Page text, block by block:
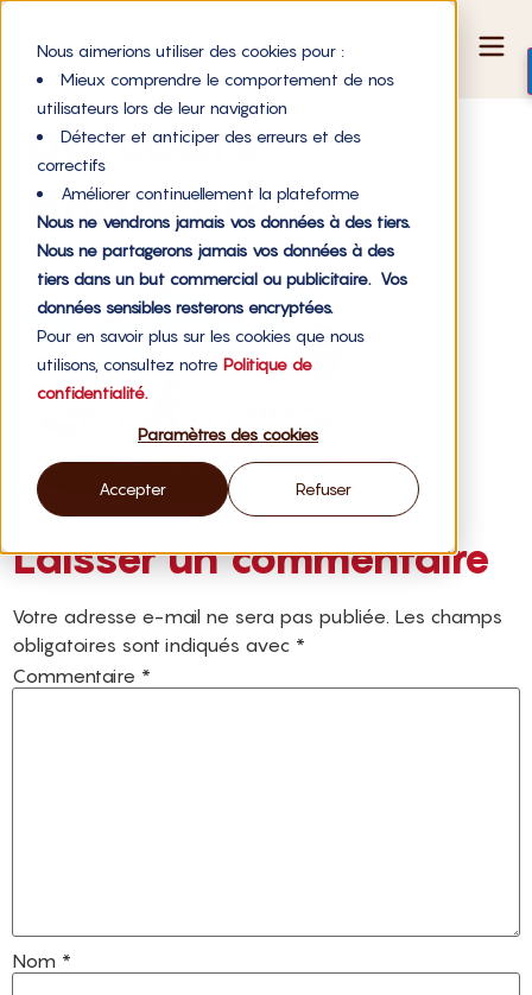
Nous aimerions utiliser des cookies pour :
Mieux comprendre le comportement de nos
utilisateurs lors de leur navigation
Détecter et anticiper des erreurs et des
correctifs
Améliorer continuellement la plateforme
Nous ne vendrons jamais vos données à des tiers.
Nous ne partagerons jamais vos données à des
tiers dans un but commercial ou publicitaire. Vos
données sensibles resterons encryptées.
Pour en savoir plus sur les cookies que nous
utilisons, consultez notre Politique de
confidentialité.
Paramètres des cookies
Accepter Refuser
parcours
financement
Laisser un commentaire
Votre adresse e-mail ne sera pas publiée. Les champs
obligatoires sont indiqués avec *
Commentaire *
Nom *